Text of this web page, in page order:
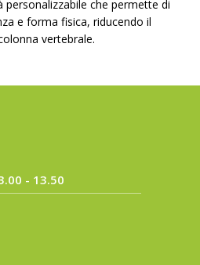
personalizzabile che permette di
e forma fisica, riducendo il
vertebrale.
- 13.50